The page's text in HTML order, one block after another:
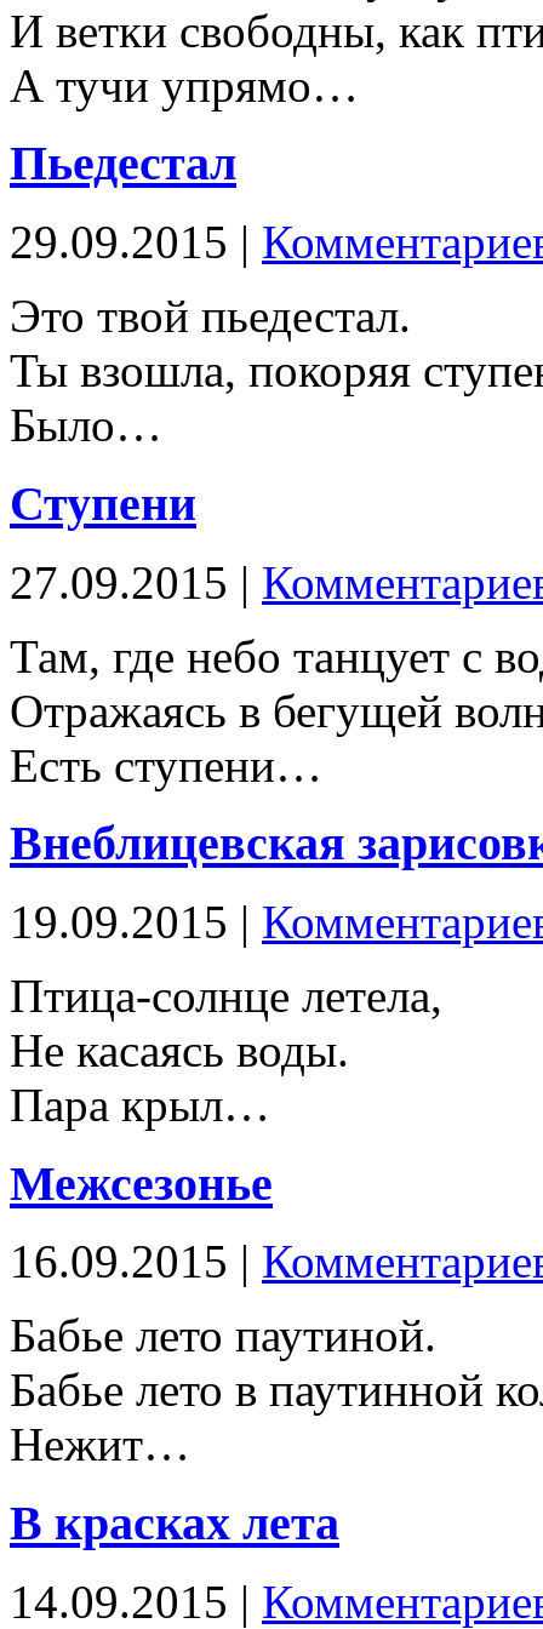
И ветки свободны, как
А тучи упрямо…
Пьедестал
29.09.2015 |
Это твой пьедестал.
Ты взошла, покоряя
Было…
Ступени
27.09.2015 |
Там, где небо танцует с
Отражаясь в бегущей
Есть ступени…
Внеблицевская
19.09.2015 |
Птица-солнце летела,
Не касаясь воды.
Пара крыл…
Межсезонье
16.09.2015 |
Бабье лето паутиной.
Бабье лето в паутинной
Нежит…
В красках лета
14.09.2015 |